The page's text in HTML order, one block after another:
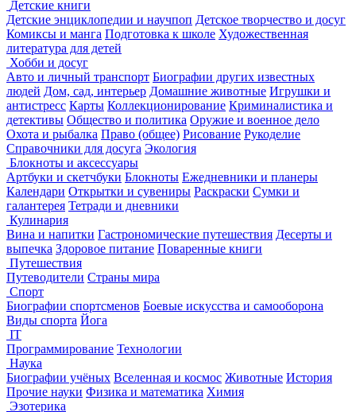
Детские книги
Детские энциклопедии и научпоп Детское творчество и досуг
Комиксы и манга Подготовка к школе Художественная
литература для детей
Хобби и досуг
Авто и личный транспорт Биографии других известных
людей Дом, сад, интерьер Домашние животные Игрушки и
антистресс Карты Коллекционирование Криминалистика и
детективы Общество и политика Оружие и военное дело
Охота и рыбалка Право (общее) Рисование Рукоделие
Справочники для досуга Экология
Блокноты и аксессуары
Артбуки и скетчбуки Блокноты Ежедневники и планеры
Календари Открытки и сувениры Раскраски Сумки и
галантерея Тетради и дневники
Кулинария
Вина и напитки Гастрономические путешествия Десерты и
выпечка Здоровое питание Поваренные книги
Путешествия
Путеводители Страны мира
Спорт
Биографии спортсменов Боевые искусства и самооборона
Виды спорта Йога
IT
Программирование Технологии
Наука
Биографии учёных Вселенная и космос Животные История
Прочие науки Физика и математика Химия
Эзотерика